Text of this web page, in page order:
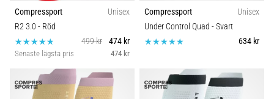
Compressport
Unisex
R2 3.0 - Röd
499 kr
474 kr
Senaste lägsta pris 474 kr
Compressport
Unisex
Under Control Quad - Svart
634 kr